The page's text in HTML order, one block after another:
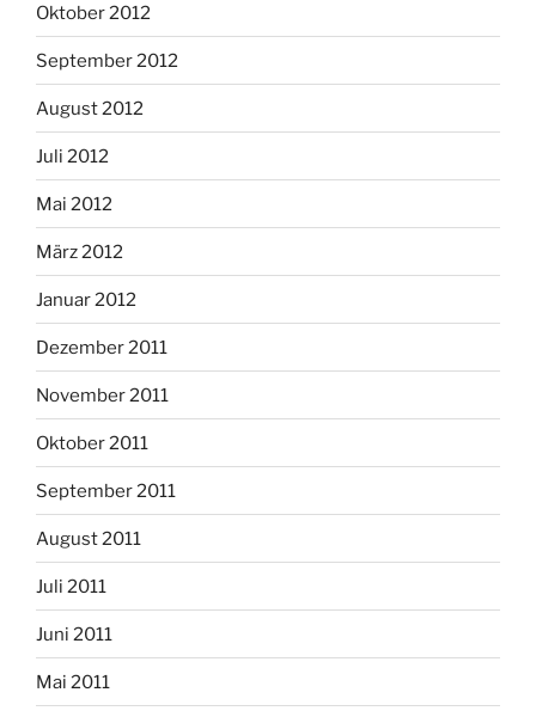
Oktober 2012
September 2012
August 2012
Juli 2012
Mai 2012
März 2012
Januar 2012
Dezember 2011
November 2011
Oktober 2011
September 2011
August 2011
Juli 2011
Juni 2011
Mai 2011